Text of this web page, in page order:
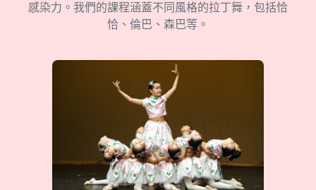
感染力。我們的課程涵蓋不同風格的拉丁舞，包括恰
恰、倫巴、森巴等。